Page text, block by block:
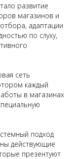
развитие
магазинов и
адаптации
по слуху,
сеть
каждый
в магазинах
подход
действующие
презентуют